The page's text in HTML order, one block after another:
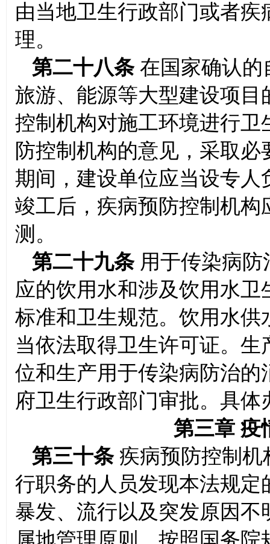
由当地卫生行政部门或者
理。
第二十八条 在国家确认的
旅游、能源等大型建设项
控制机构对施工环境进行
防控制机构的意见，采取
期间，建设单位应当设专
竣工后，疾病预防控制机
测。
第二十九条 用于传染病
应的饮用水和涉及饮用水
标准和卫生规范。饮用水
当依法取得卫生许可证。
位和生产用于传染病防治
府卫生行政部门审批。具
第三章 疫
第三十条 疾病预防控制
行职务的人员发现本法规
暴发、流行以及突发原因
属地管理原则，按照国务